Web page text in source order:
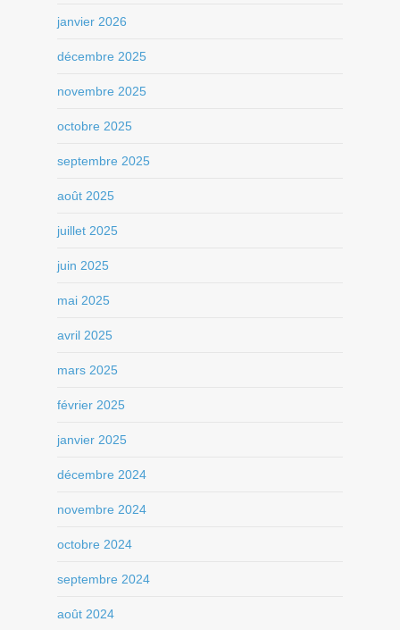
janvier 2026
décembre 2025
novembre 2025
octobre 2025
septembre 2025
août 2025
juillet 2025
juin 2025
mai 2025
avril 2025
mars 2025
février 2025
janvier 2025
décembre 2024
novembre 2024
octobre 2024
septembre 2024
août 2024